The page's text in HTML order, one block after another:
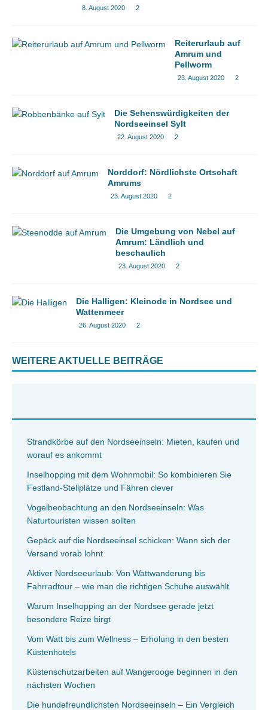
8. August 2020 2
Reiterurlaub auf
Amrum und
Pellworm
23. August 2020 2
Die Sehenswürdigkeiten der
Nordseeinsel Sylt
22. August 2020 2
Norddorf: Nördlichste Ortschaft
Amrums
23. August 2020 2
Die Umgebung von Nebel auf
Amrum: Ländlich und
beschaulich
23. August 2020 2
Die Halligen: Kleinode in Nordsee und
Wattenmeer
26. August 2020 2
WEITERE AKTUELLE BEITRÄGE
Strandkörbe auf den Nordseeinseln: Mieten, kaufen und
worauf es ankommt
Inselhopping mit dem Wohnmobil: So kombinieren Sie
Festland-Stellplätze und Fähren clever
Vogelbeobachtung an den Nordseeinseln: Was
Naturtouristen wissen sollten
Gepäck auf die Nordseeinsel schicken: Wann sich der
Versand vorab lohnt
Aktiver Nordseeurlaub: Von Wattwanderung bis
Fahrradtour – wie man die richtigen Schuhe auswählt
Warum Inselhopping an der Nordsee gerade jetzt
besondere Reize birgt
Vom Watt bis zum Wellness – Erholung in den besten
Küstenhotels
Küstenschutzarbeiten auf Wangerooge beginnen in den
nächsten Wochen
Die hundefreundlichsten Nordseeinseln – Ein Vergleich